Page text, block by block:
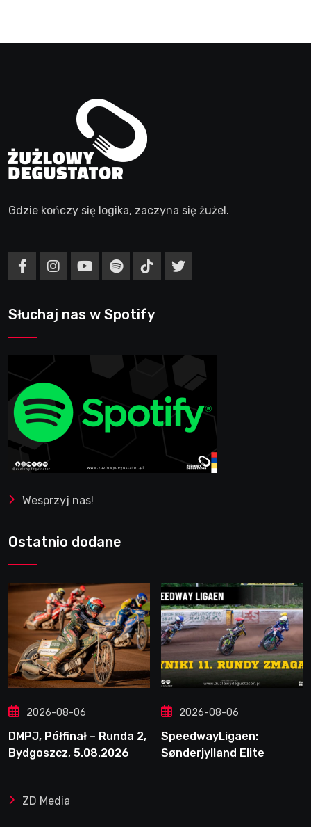
Gdzie kończy się logika, zaczyna się żużel.
Słuchaj nas w Spotify
Wesprzyj nas!
Ostatnio dodane
2026-08-06
DMPJ, Półfinał – Runda 2,
Bydgoszcz, 5.08.2026
2026-08-06
SpeedwayLigaen:
Sønderjylland Elite
ZD Media